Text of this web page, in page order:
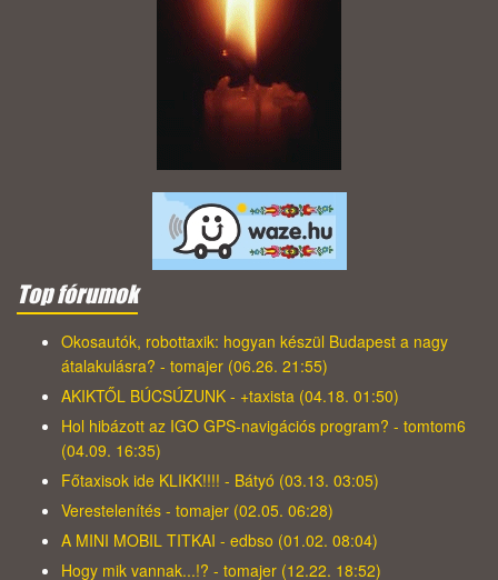
Top fórumok
Okosautók, robottaxik: hogyan készül Budapest a nagy
átalakulásra? - tomajer (06.26. 21:55)
AKIKTŐL BÚCSÚZUNK - +taxista (04.18. 01:50)
Hol hibázott az IGO GPS-navigációs program? - tomtom6
(04.09. 16:35)
Főtaxisok ide KLIKK!!!! - Bátyó (03.13. 03:05)
Verestelenítés - tomajer (02.05. 06:28)
A MINI MOBIL TITKAI - edbso (01.02. 08:04)
Hogy mik vannak...!? - tomajer (12.22. 18:52)